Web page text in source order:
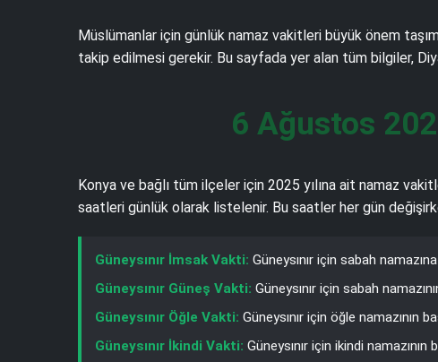
Müslümanlar için günlük namaz vakitleri büyük önem
takip edilmesi gerekir. Bu sayfada yer alan tüm bilgiler,
6 Ağustos
Konya ve bağlı tüm ilçeler için 2025 yılına ait namaz
saatleri günlük olarak listelenir. Bu saatler her gün
Güneysınır İmsak Vakti: Güneysınır için sabah
Güneysınır Güneş Vakti: Güneysınır için sabah
Güneysınır Öğle Vakti: Güneysınır için öğle
Güneysınır İkindi Vakti: Güneysınır için ikindi